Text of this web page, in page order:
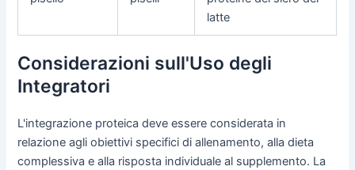
latte
Considerazioni sull'Uso degli
Integratori
L'integrazione proteica deve essere considerata in
relazione agli obiettivi specifici di allenamento, alla dieta
complessiva e alla risposta individuale al supplemento. La